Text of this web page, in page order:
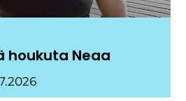
houkuta Neaa